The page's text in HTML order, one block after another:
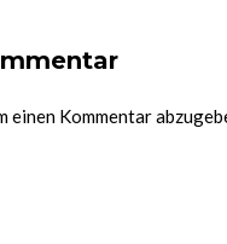
einen Kommentar